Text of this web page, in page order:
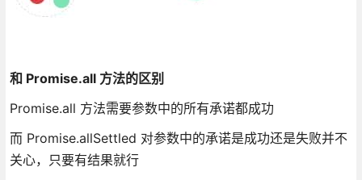
和 Promise.all 方法的区别
Promise.all 方法需要参数中的所有承诺都成功
而 Promise.allSettled 对参数中的承诺是成功还是失败并不
关心，只要有结果就行